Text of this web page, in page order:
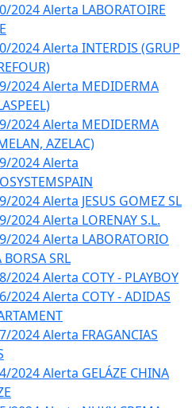
2024 Alerta LABORATOIRE
2024 Alerta INTERDIS (GRUP
2024 Alerta MEDIDERMA
2024 Alerta MEDIDERMA
AZELAC)
2024 Alerta
2024 Alerta JESUS GOMEZ SL
2024 Alerta LORENAY S.L.
2024 Alerta LABORATORIO
BORSA SRL
2024 Alerta COTY - PLAYBOY
2024 Alerta COTY - ADIDAS
2024 Alerta FRAGANCIAS
2024 Alerta GELÁZE CHINA